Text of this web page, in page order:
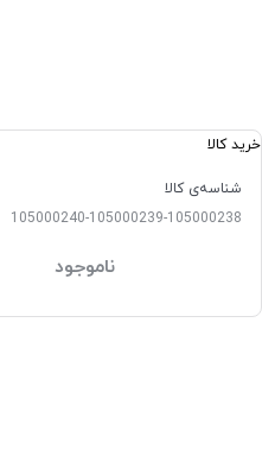
خرید کالا
شناسه‌ی کالا
105000240-105000239-105000238
ناموجود